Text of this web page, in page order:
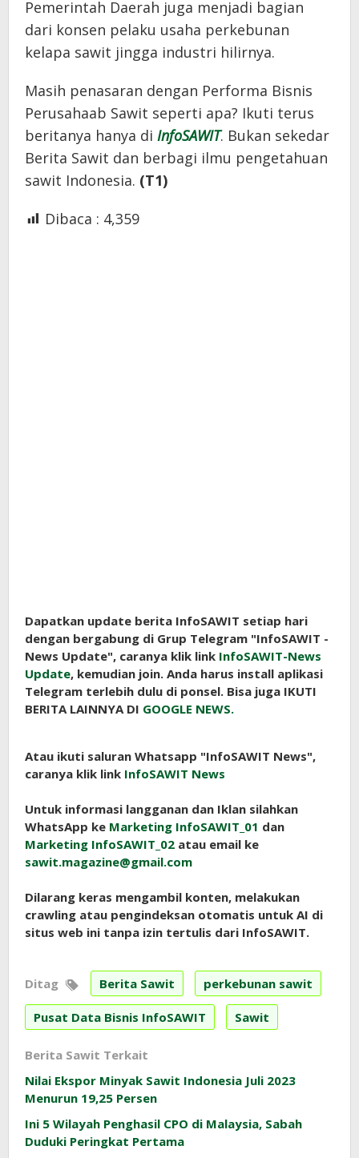
Pemerintah Daerah juga menjadi bagian
dari konsen pelaku usaha perkebunan
kelapa sawit jingga industri hilirnya.
Masih penasaran dengan Performa Bisnis
Perusahaab Sawit seperti apa? Ikuti terus
beritanya hanya di InfoSAWIT. Bukan sekedar
Berita Sawit dan berbagi ilmu pengetahuan
sawit Indonesia. (T1)
Dibaca : 4,359
Dapatkan update berita InfoSAWIT setiap hari
dengan bergabung di Grup Telegram "InfoSAWIT -
News Update", caranya klik link InfoSAWIT-News
Update, kemudian join. Anda harus install aplikasi
Telegram terlebih dulu di ponsel. Bisa juga IKUTI
BERITA LAINNYA DI GOOGLE NEWS.
Atau ikuti saluran Whatsapp "InfoSAWIT News",
caranya klik link InfoSAWIT News
Untuk informasi langganan dan Iklan silahkan
WhatsApp ke Marketing InfoSAWIT_01 dan
Marketing InfoSAWIT_02 atau email ke
sawit.magazine@gmail.com
Dilarang keras mengambil konten, melakukan
crawling atau pengindeksan otomatis untuk AI di
situs web ini tanpa izin tertulis dari InfoSAWIT.
Ditag Berita Sawit perkebunan sawit
Pusat Data Bisnis InfoSAWIT Sawit
Berita Sawit Terkait
Nilai Ekspor Minyak Sawit Indonesia Juli 2023
Menurun 19,25 Persen
Ini 5 Wilayah Penghasil CPO di Malaysia, Sabah
Duduki Peringkat Pertama